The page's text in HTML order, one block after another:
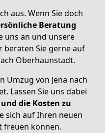
aus. Wenn Sie doch
Beratung
uns an und unsere
Sie gerne auf
Oberhaunstadt.
Umzug von Jena nach
Lassen Sie uns dabei
die Kosten zu
sich auf Ihren neuen
freuen können.